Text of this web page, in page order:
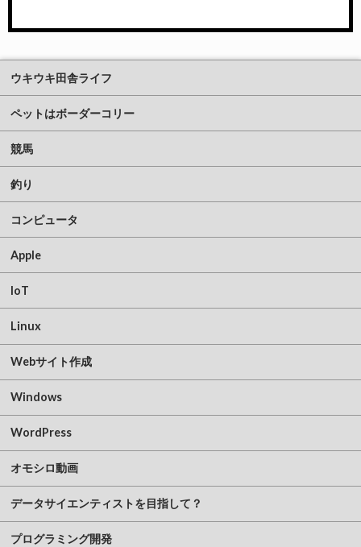
ウキウキ田舎ライフ
ペットはボーダーコリー
競馬
釣り
コンピュータ
Apple
IoT
Linux
Webサイト作成
Windows
WordPress
オモシロ動画
データサイエンティストを目指して？
プログラミング開発